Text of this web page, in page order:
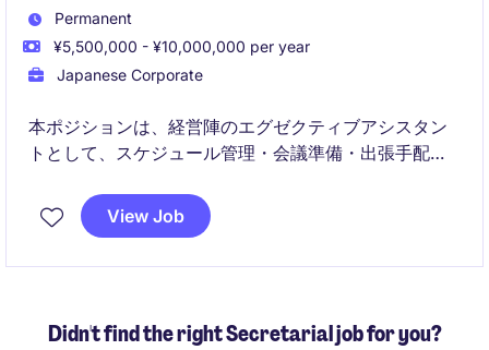
Permanent
¥5,500,000 - ¥10,000,000 per year
Japanese Corporate
本ポジションは、経営陣のエグゼクティブアシスタン
トとして、スケジュール管理・会議準備・出張手配・
を遂行し、経営陣の効率的な意思決定を支える役割で
す。日本語・英語の両方を用いながら、金融業界に関
View Job
Didn't find the right Secretarial job for you?